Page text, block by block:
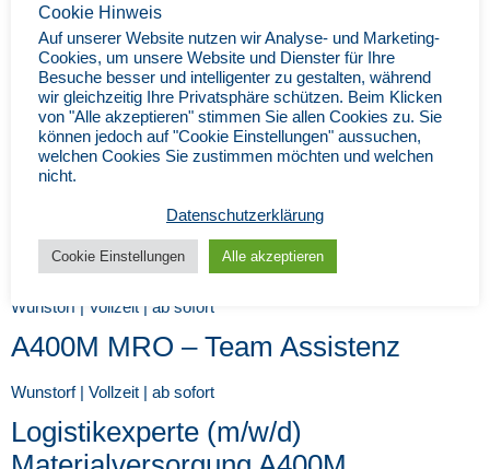
(m/w/d)
Wunstorf | Vollzeit | ab sofort
Supply Chain Specialist Aircraft
(m/w/d)
CAMO Support A400M / CAMO
Engineer
Wunstorf | Vollzeit | ab sofort
A400M MRO – Team Assistenz
Wunstorf | Vollzeit | ab sofort
Logistikexperte (m/w/d)
Cookie Hinweis
Auf unserer Website nutzen wir Analyse- und Marketing-
Cookies, um unsere Website und Dienster für Ihre
Besuche besser und intelligenter zu gestalten, während
wir gleichzeitig Ihre Privatsphäre schützen. Beim Klicken
von "Alle akzeptieren" stimmen Sie allen Cookies zu. Sie
können jedoch auf "Cookie Einstellungen" aussuchen,
welchen Cookies Sie zustimmen möchten und welchen
nicht.
Datenschutzerklärung
Cookie Einstellungen Alle akzeptieren